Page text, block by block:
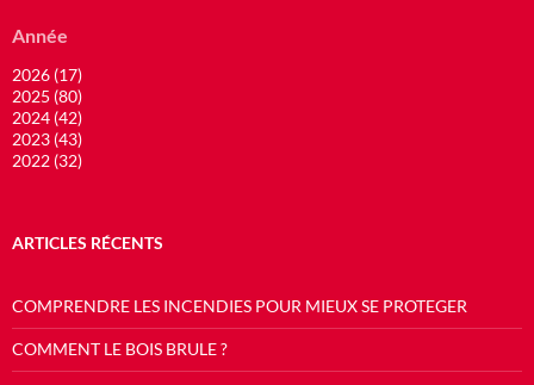
Année
2026 (17)
2025 (80)
2024 (42)
2023 (43)
2022 (32)
ARTICLES RÉCENTS
COMPRENDRE LES INCENDIES POUR MIEUX SE PROTEGER
COMMENT LE BOIS BRULE ?